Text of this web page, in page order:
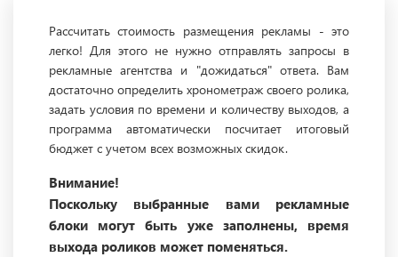
Рассчитать стоимость размещения рекламы - это
легко! Для этого не нужно отправлять запросы в
рекламные агентства и "дожидаться" ответа. Вам
достаточно определить хронометраж своего ролика,
задать условия по времени и количеству выходов, а
программа автоматически посчитает итоговый
бюджет с учетом всех возможных скидок.
Внимание!
Поскольку выбранные вами рекламные
блоки могут быть уже заполнены, время
выхода роликов может поменяться.